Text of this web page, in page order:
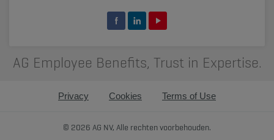
AG Employee Benefits, Trust in Expertise.
Privacy Cookies Terms of Use
© 2026 AG NV, Alle rechten voorbehouden.